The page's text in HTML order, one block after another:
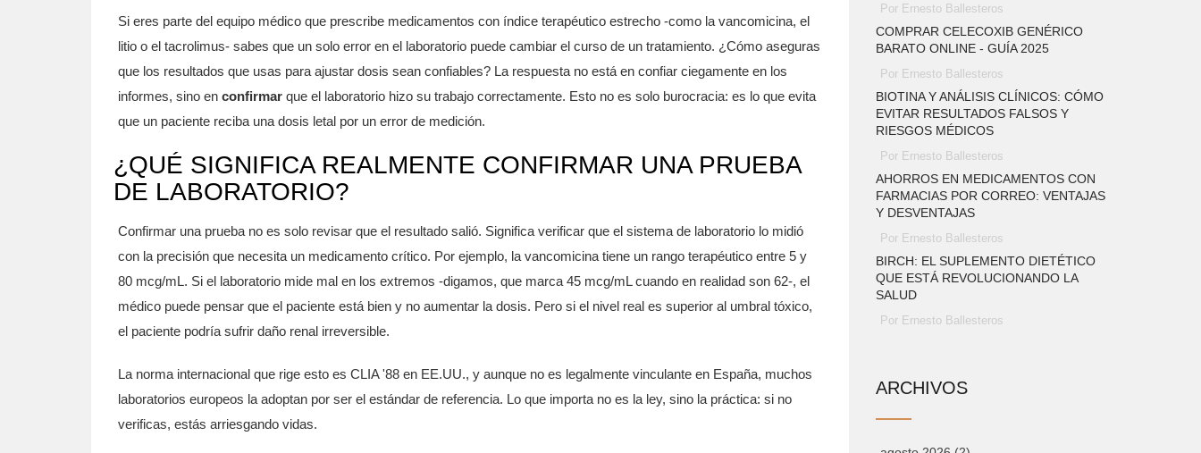
Si eres parte del equipo médico que prescribe medicamentos con índice terapéutico estrecho -como la vancomicina, el
litio o el tacrolimus- sabes que un solo error en el laboratorio puede cambiar el curso de un tratamiento. ¿Cómo aseguras
que los resultados que usas para ajustar dosis sean confiables? La respuesta no está en confiar ciegamente en los
informes, sino en confirmar que el laboratorio hizo su trabajo correctamente. Esto no es solo burocracia: es lo que evita
que un paciente reciba una dosis letal por un error de medición.
¿QUÉ SIGNIFICA REALMENTE CONFIRMAR UNA PRUEBA
DE LABORATORIO?
Confirmar una prueba no es solo revisar que el resultado salió. Significa verificar que el sistema de laboratorio lo midió
con la precisión que necesita un medicamento crítico. Por ejemplo, la vancomicina tiene un rango terapéutico entre 5 y
80 mcg/mL. Si el laboratorio mide mal en los extremos -digamos, que marca 45 mcg/mL cuando en realidad son 62-, el
médico puede pensar que el paciente está bien y no aumentar la dosis. Pero si el nivel real es superior al umbral tóxico,
el paciente podría sufrir daño renal irreversible.
La norma internacional que rige esto es CLIA '88 en EE.UU., y aunque no es legalmente vinculante en España, muchos
laboratorios europeos la adoptan por ser el estándar de referencia. Lo que importa no es la ley, sino la práctica: si no
verificas, estás arriesgando vidas.
Por Ernesto Ballesteros
COMPRAR CELECOXIB GENÉRICO
BARATO ONLINE - GUÍA 2025
Por Ernesto Ballesteros
BIOTINA Y ANÁLISIS CLÍNICOS: CÓMO
EVITAR RESULTADOS FALSOS Y
RIESGOS MÉDICOS
Por Ernesto Ballesteros
AHORROS EN MEDICAMENTOS CON
FARMACIAS POR CORREO: VENTAJAS
Y DESVENTAJAS
Por Ernesto Ballesteros
BIRCH: EL SUPLEMENTO DIETÉTICO
QUE ESTÁ REVOLUCIONANDO LA
SALUD
Por Ernesto Ballesteros
ARCHIVOS